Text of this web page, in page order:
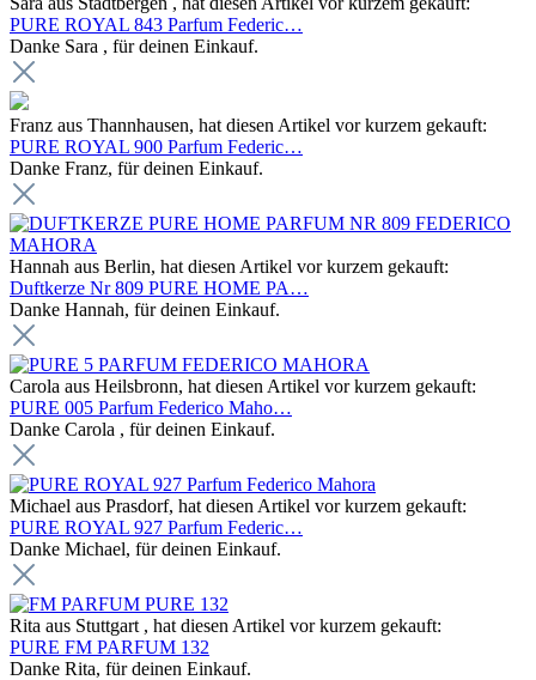
PURE ROYAL 843 Parfum Federic…
Danke Sara , für deinen Einkauf.
Franz aus Thannhausen, hat diesen Artikel vor kurzem gekauft:
PURE ROYAL 900 Parfum Federic…
Danke Franz, für deinen Einkauf.
Hannah aus Berlin, hat diesen Artikel vor kurzem gekauft:
Duftkerze Nr 809 PURE HOME PA…
Danke Hannah, für deinen Einkauf.
Carola aus Heilsbronn, hat diesen Artikel vor kurzem gekauft:
PURE 005 Parfum Federico Maho…
Danke Carola , für deinen Einkauf.
Michael aus Prasdorf, hat diesen Artikel vor kurzem gekauft:
PURE ROYAL 927 Parfum Federic…
Danke Michael, für deinen Einkauf.
Rita aus Stuttgart , hat diesen Artikel vor kurzem gekauft:
PURE FM PARFUM 132
Danke Rita, für deinen Einkauf.